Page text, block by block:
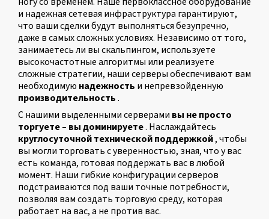
и надежная сетевая инфраструктура гарантируют,
что ваши сделки будут выполняться безупречно,
даже в самых сложных условиях. Независимо от того,
занимаетесь ли вы скальпингом, используете
высокочастотные алгоритмы или реализуете
сложные стратегии, наши серверы обеспечивают вам
необходимую надежность и непревзойденную
производительность.
С нашими выделенными серверами вы не просто
торгуете – вы доминируете. Наслаждайтесь
круглосуточной технической поддержкой, чтобы
вы могли торговать с уверенностью, зная, что у вас
есть команда, готовая поддержать вас в любой
момент. Наши гибкие конфигурации серверов
подстраиваются под ваши точные потребности,
позволяя вам создать торговую среду, которая
работает на вас, а не против вас.